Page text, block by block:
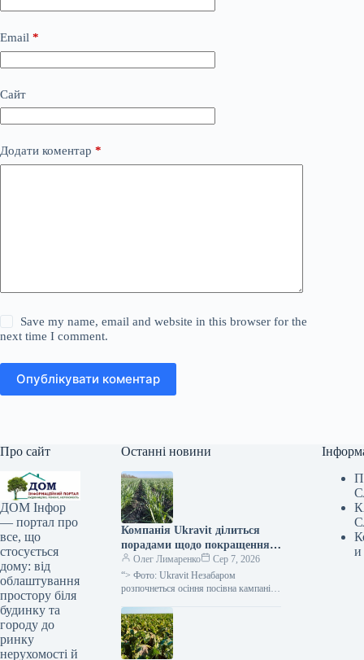
Email *
Сайт
Додати коментар *
Save my name, email and website in this browser for the
next time I comment.
Опублікувати коментар
Про сайт
ДОМ Інфор
— портал про
все, що
стосується
дому: від
облаштування
простору біля
будинку та
городу до
ринку
нерухомості й
Останні новини
Компанія Ukravit ділиться
порадами щодо покращення
схожості та зимостійкості
озимої пшениці —
SuperAgronom.com
Олег Лимаренко
Сер 7, 2026
“> Фото: Ukravit Незабаром
розпочнеться осіння посівна кампанія
паралельно з традиційним
підживленням, фахівці компанії
Ukravit наголошують
и